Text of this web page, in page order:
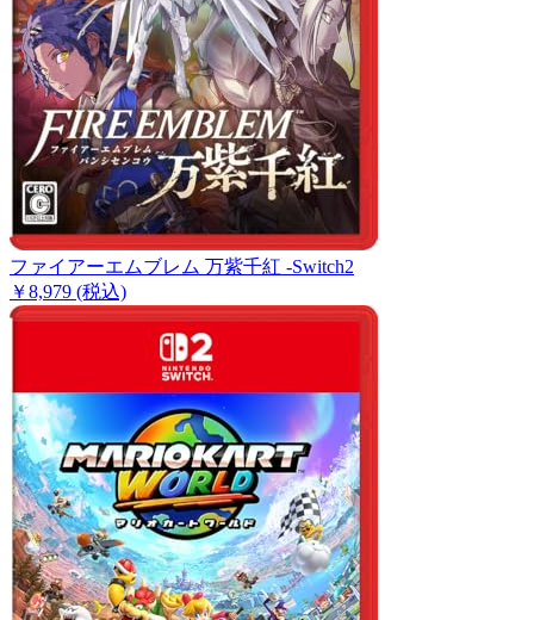
ファイアーエムブレム 万紫千紅 -Switch2
￥8,979 (税込)